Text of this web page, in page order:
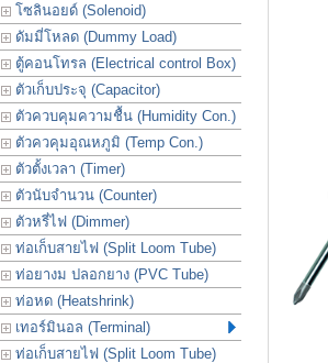
โซลินอยด์ (Solenoid)
ดัมมี่โหลด (Dummy Load)
ตู้คอนโทรล (Electrical control Box)
ตัวเก็บประจุ (Capacitor)
ตัวควบคุมความชื้น (Humidity Con.)
ตัวควคุมอุณหภูมิ (Temp Con.)
ตัวตั้งเวลา (Timer)
ตัวนับจำนวน (Counter)
ตัวหรี่ไฟ (Dimmer)
ท่อเก็บสายไฟ (Split Loom Tube)
ท่อยางม ปลอกยาง (PVC Tube)
ท่อหด (Heatshrink)
เทอร์มินอล (Terminal)
ท่อเก็บสายไฟ (Split Loom Tube)